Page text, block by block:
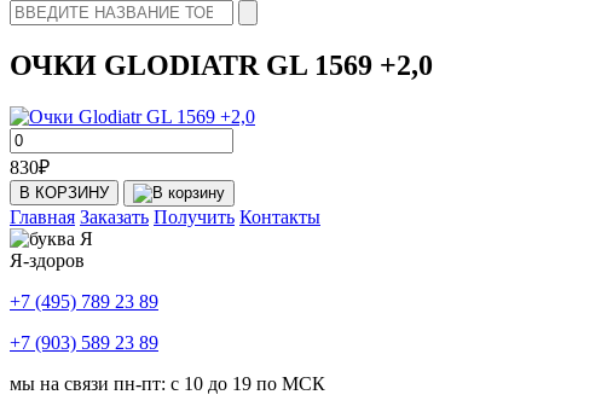
ОЧКИ GLODIATR GL 1569 +2,0
830₽
В КОРЗИНУ
Главная Заказать Получить Контакты
Я-здоров
+7 (495) 789 23 89
+7 (903) 589 23 89
мы на связи пн-пт: с 10 до 19 по МСК